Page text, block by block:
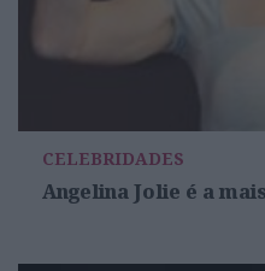
CELEBRIDADES
Angelina Jolie é a